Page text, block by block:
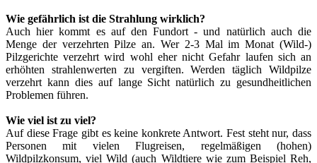
Wie gefährlich ist die Strahlung wirklich?
Auch hier kommt es auf den Fundort - und natürlich auch die
Menge der verzehrten Pilze an. Wer 2-3 Mal im Monat (Wild-)
Pilzgerichte verzehrt wird wohl eher nicht Gefahr laufen sich an
erhöhten strahlenwerten zu vergiften. Werden täglich Wildpilze
verzehrt kann dies auf lange Sicht natürlich zu gesundheitlichen
Problemen führen.
Wie viel ist zu viel?
Auf diese Frage gibt es keine konkrete Antwort. Fest steht nur, dass
Personen mit vielen Flugreisen, regelmäßigen (hohen)
Wildpilzkonsum, viel Wild (auch Wildtiere wie zum Beispiel Reh,